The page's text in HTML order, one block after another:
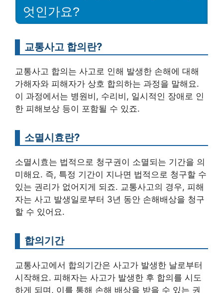
엇인가요?
교통사고 합의란?
교통사고 합의는 사고로 인해 발생한 손해에 대해
가해자와 피해자가 상호 합의하는 과정을 말해요.
이 과정에서는 병원비, 수리비, 일시적인 장애로 인
한 피해보상 등이 포함될 수 있죠.
소멸시효란?
소멸시효는 법적으로 청구권이 소멸되는 기간을 의
미해요. 즉, 특정 기간이 지나면 법적으로 청구할 수
있는 권리가 없어지게 되죠. 교통사고의 경우, 피해
자는 사고 발생일로부터 3년 동안 손해배상을 청구
할 수 있어요.
합의기간
교통사고에서 합의기간은 사고가 발생한 날로부터
시작해요. 피해자는 사고가 발생한 후 합의를 시도
하게 되며, 이를 통해 손해 배상을 받을 수 있는 권